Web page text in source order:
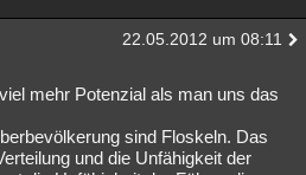
22.05.2012 um 08:11
mehr Potenzial als man uns das
sind Floskeln. Das
und die Unfähigkeit der